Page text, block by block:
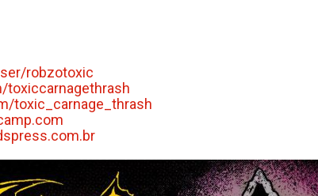
robzotoxic
toxiccarnagethrash
toxic_carnage_thrash